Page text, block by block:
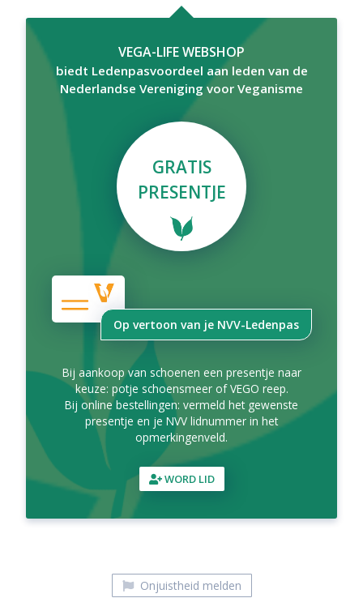
VEGA-LIFE WEBSHOP
biedt Ledenpasvoordeel aan leden van de
Nederlandse Vereniging voor Veganisme
GRATIS
PRESENTJE
Op vertoon van je NVV-Ledenpas
Bij aankoop van schoenen een presentje naar
keuze: potje schoensmeer of VEGO reep.
Bij online bestellingen: vermeld het gewenste
presentje en je NVV lidnummer in het
opmerkingenveld.
WORD LID
Onjuistheid melden